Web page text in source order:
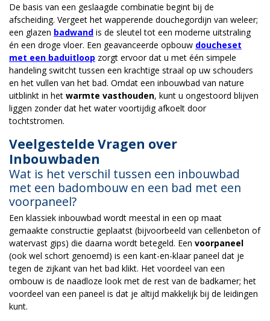
De basis van een geslaagde combinatie begint bij de
afscheiding. Vergeet het wapperende douchegordijn van weleer;
een glazen badwand is de sleutel tot een moderne uitstraling
én een droge vloer. Een geavanceerde opbouw doucheset
met een baduitloop zorgt ervoor dat u met één simpele
handeling switcht tussen een krachtige straal op uw schouders
en het vullen van het bad. Omdat een inbouwbad van nature
uitblinkt in het warmte vasthouden, kunt u ongestoord blijven
liggen zonder dat het water voortijdig afkoelt door
tochtstromen.
Veelgestelde Vragen over
Inbouwbaden
Wat is het verschil tussen een inbouwbad
met een badombouw en een bad met een
voorpaneel?
Een klassiek inbouwbad wordt meestal in een op maat
gemaakte constructie geplaatst (bijvoorbeeld van cellenbeton of
watervast gips) die daarna wordt betegeld. Een voorpaneel
(ook wel schort genoemd) is een kant-en-klaar paneel dat je
tegen de zijkant van het bad klikt. Het voordeel van een
ombouw is de naadloze look met de rest van de badkamer; het
voordeel van een paneel is dat je altijd makkelijk bij de leidingen
kunt.